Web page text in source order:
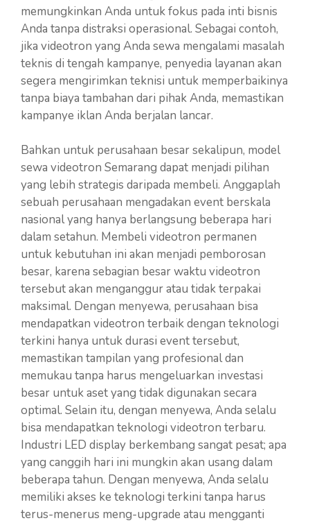
memungkinkan Anda untuk fokus pada inti bisnis
Anda tanpa distraksi operasional. Sebagai contoh,
jika videotron yang Anda sewa mengalami masalah
teknis di tengah kampanye, penyedia layanan akan
segera mengirimkan teknisi untuk memperbaikinya
tanpa biaya tambahan dari pihak Anda, memastikan
kampanye iklan Anda berjalan lancar.
Bahkan untuk perusahaan besar sekalipun, model
sewa videotron Semarang dapat menjadi pilihan
yang lebih strategis daripada membeli. Anggaplah
sebuah perusahaan mengadakan event berskala
nasional yang hanya berlangsung beberapa hari
dalam setahun. Membeli videotron permanen
untuk kebutuhan ini akan menjadi pemborosan
besar, karena sebagian besar waktu videotron
tersebut akan menganggur atau tidak terpakai
maksimal. Dengan menyewa, perusahaan bisa
mendapatkan videotron terbaik dengan teknologi
terkini hanya untuk durasi event tersebut,
memastikan tampilan yang profesional dan
memukau tanpa harus mengeluarkan investasi
besar untuk aset yang tidak digunakan secara
optimal. Selain itu, dengan menyewa, Anda selalu
bisa mendapatkan teknologi videotron terbaru.
Industri LED display berkembang sangat pesat; apa
yang canggih hari ini mungkin akan usang dalam
beberapa tahun. Dengan menyewa, Anda selalu
memiliki akses ke teknologi terkini tanpa harus
terus-menerus meng-upgrade atau mengganti